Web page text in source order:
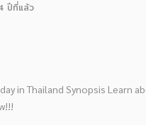
ปีที่แล้ว
in Thailand Synopsis Learn